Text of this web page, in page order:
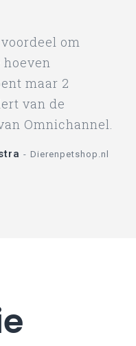
om
maar 2
van de
Omnichannel.
Dierenpetshop.nl